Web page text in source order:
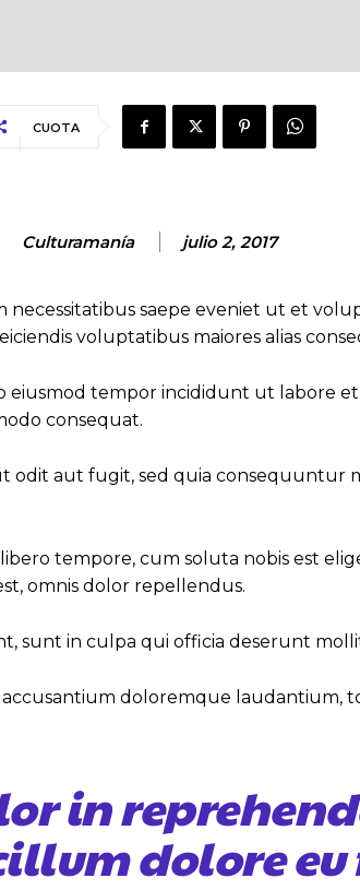
CUOTA
Culturamanía julio 2, 2017
saepe eveniet ut et
voluptatibus maiores alias
eiusmod tempor incididunt ut labore
consequat.
odit aut fugit, sed quia consequuntur
tempore, cum soluta nobis est
omnis dolor repellendus.
sunt in culpa qui officia deserunt
doloremque laudantium,
in
dolore